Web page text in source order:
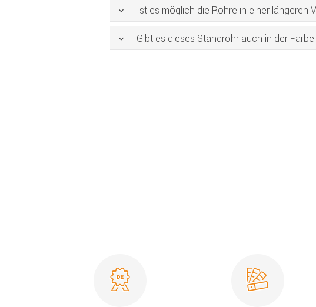
Ist es möglich die Rohre in einer längeren
Gibt es dieses Standrohr auch in der Farbe